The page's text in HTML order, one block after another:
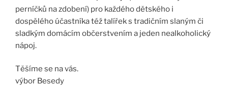
perníčků na zdobení) pro každého dětského i
dospělého účastníka též talířek s tradičním slaným či
sladkým domácím občerstvením a jeden nealkoholický
nápoj.
Těšíme se na vás.
výbor Besedy